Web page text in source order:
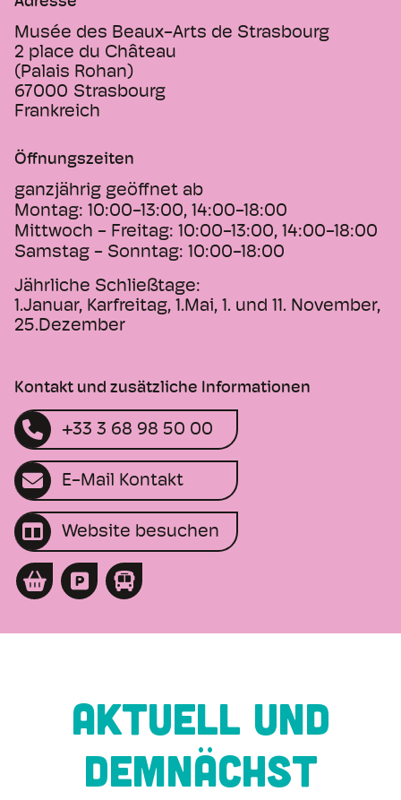
Musée des Beaux-Arts de Strasbourg
2 place du Château
(Palais Rohan)
67000 Strasbourg
Frankreich
Öffnungszeiten
ganzjährig geöffnet ab
Montag: 10:00-13:00, 14:00-18:00
Mittwoch - Freitag: 10:00-13:00, 14:00-18:00
Samstag - Sonntag: 10:00-18:00
Jährliche Schließtage:
1.Januar, Karfreitag, 1.Mai, 1. und 11. November,
25.Dezember
Kontakt und zusätzliche Informationen
+33 3 68 98 50 00
E-Mail Kontakt
Website besuchen
AKTUELL UND
DEMNÄCHST